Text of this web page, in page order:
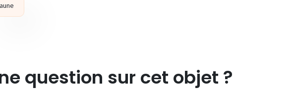
question sur cet objet ?